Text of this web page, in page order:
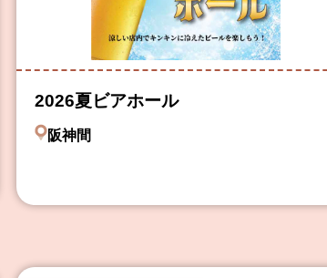
2026夏ビアホール
阪神間